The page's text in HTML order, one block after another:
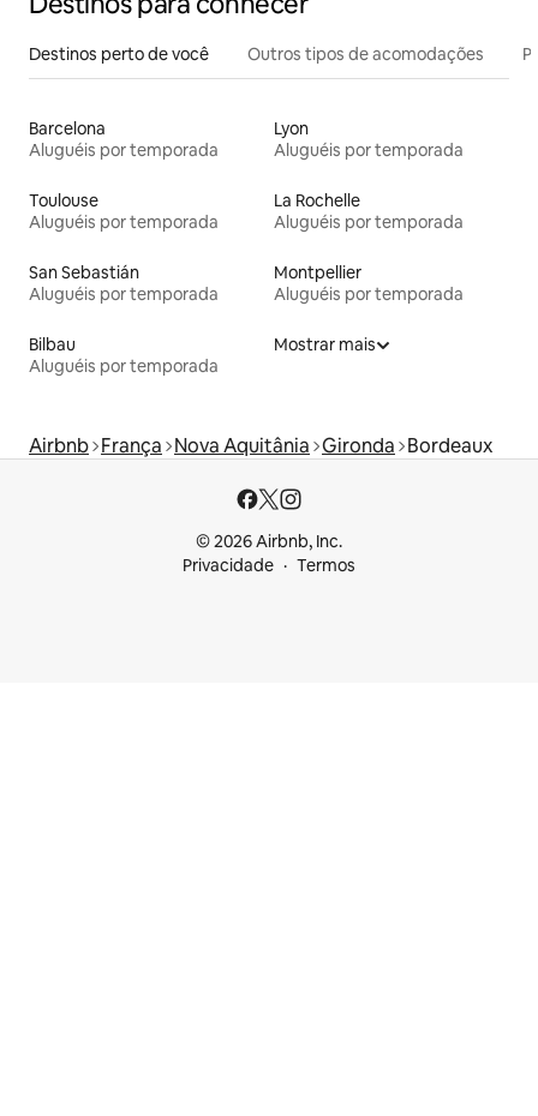
Destinos perto de você Outros tipos de acomodações
Barcelona
Aluguéis por temporada
Lyon
Aluguéis por temporada
Toulouse
Aluguéis por temporada
La Rochelle
Aluguéis por temporada
San Sebastián
Aluguéis por temporada
Montpellier
Aluguéis por temporada
Bilbau
Aluguéis por temporada
Mostrar mais
Airbnb França Nova Aquitânia Gironda Bordeaux
© 2026 Airbnb, Inc.
Privacidade
Termos